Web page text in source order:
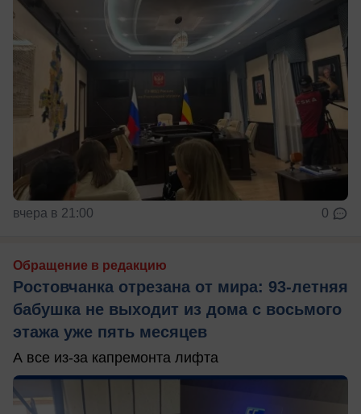
вчера в 21:00 0
Обращение в редакцию
Ростовчанка отрезана от мира: 93-летняя
бабушка не выходит из дома с восьмого
этажа уже пять месяцев
А все из-за капремонта лифта